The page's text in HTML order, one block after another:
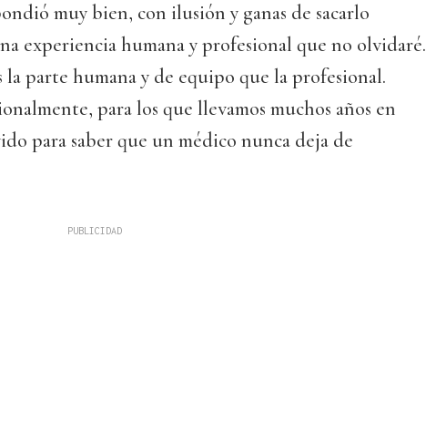
muy bien, con ilusión y ganas de sacarlo
experiencia humana y profesional que no olvidaré.
la parte humana y de equipo que la profesional.
para los que llevamos muchos años en
para saber que un médico nunca deja de